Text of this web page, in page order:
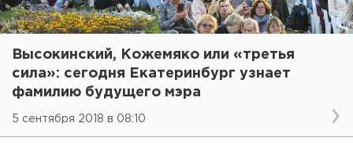
Высокинский, Кожемяко или «третья
сила»: сегодня Екатеринбург узнает
фамилию будущего мэра
5 сентября 2018 в 08:10